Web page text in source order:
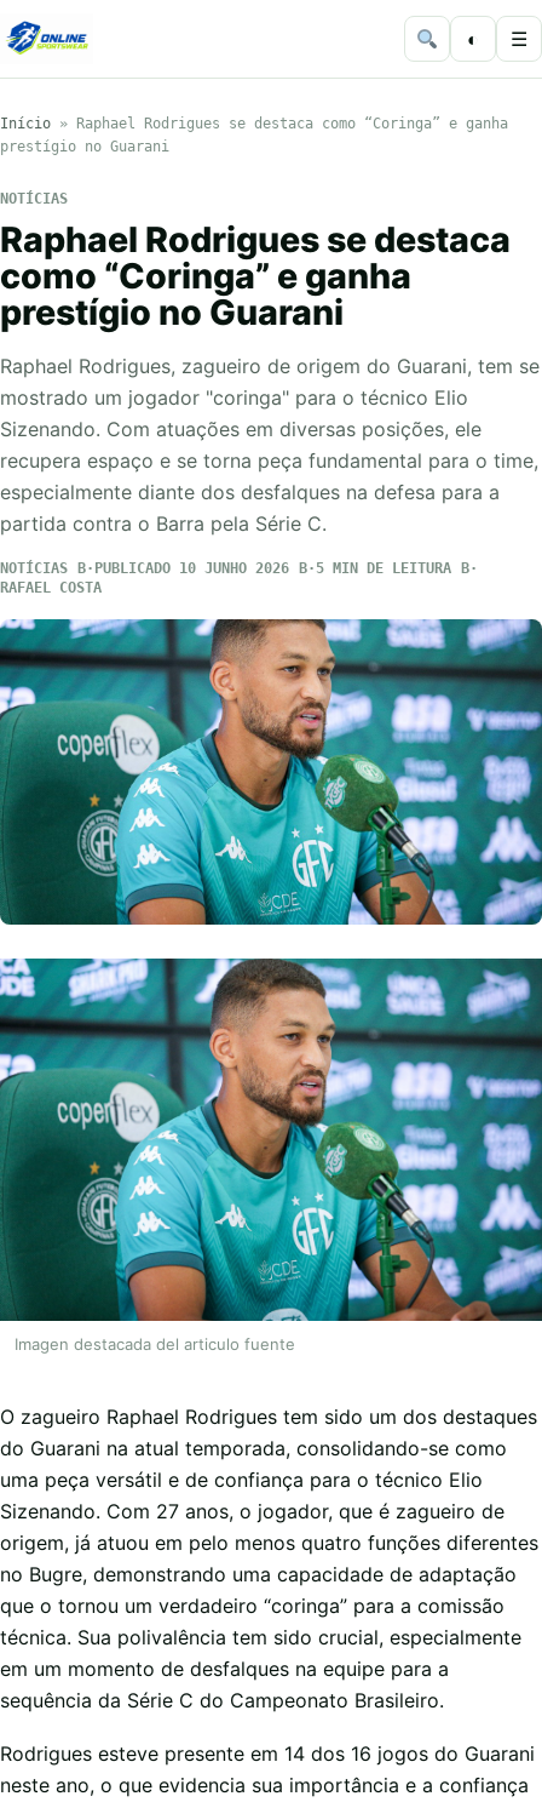
◐ ☰
Início »
Raphael Rodrigues se destaca como “Coringa” e ganha
prestígio no Guarani
NOTÍCIAS
Raphael Rodrigues se destaca
como “Coringa” e ganha
prestígio no Guarani
Raphael Rodrigues, zagueiro de origem do Guarani, tem se
mostrado um jogador "coringa" para o técnico Elio
Sizenando. Com atuações em diversas posições, ele
recupera espaço e se torna peça fundamental para o time,
especialmente diante dos desfalques na defesa para a
partida contra o Barra pela Série C.
NOTÍCIAS PUBLICADO 10 JUNHO 2026
5 MIN DE LEITURA
RAFAEL COSTA
Imagen destacada del articulo fuente
O zagueiro Raphael Rodrigues tem sido um dos destaques
do Guarani na atual temporada, consolidando-se como
uma peça versátil e de confiança para o técnico Elio
Sizenando. Com 27 anos, o jogador, que é zagueiro de
origem, já atuou em pelo menos quatro funções diferentes
no Bugre, demonstrando uma capacidade de adaptação
que o tornou um verdadeiro “coringa” para a comissão
técnica. Sua polivalência tem sido crucial, especialmente
em um momento de desfalques na equipe para a
sequência da Série C do Campeonato Brasileiro.
Rodrigues esteve presente em 14 dos 16 jogos do Guarani
neste ano, o que evidencia sua importância e a confiança